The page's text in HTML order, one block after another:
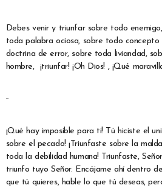
Debes venir y triunfar sobre todo
toda palabra ociosa, sobre todo concepto
doctrina de error, sobre toda liviandad,
hombre, ¡triunfar! ¡Oh Dios! , ¡Qué
¡Qué hay imposible para ti! Tú hiciste el
sobre el pecado! ¡Triunfaste sobre la
toda la debilidad humana! Triunfaste,
triunfo tuyo Señor. Encájame ahí dentro
que tú quieres, hable lo que tú deseas,